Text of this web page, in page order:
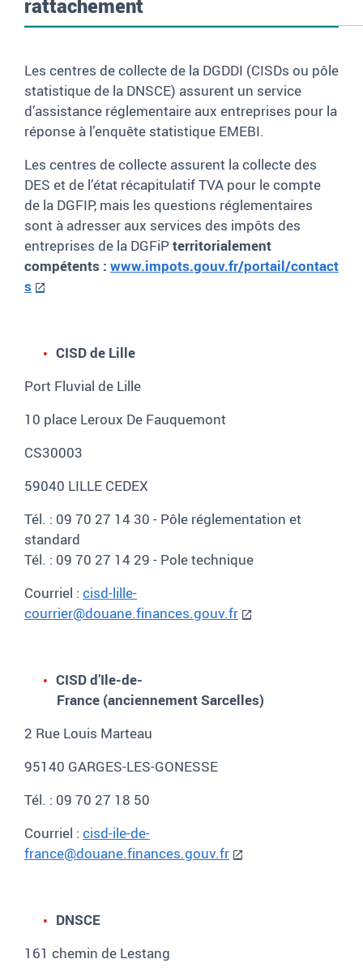
rattachement
Les centres de collecte de la DGDDI (CISDs ou pôle
statistique de la DNSCE) assurent un service
d’assistance réglementaire aux entreprises pour la
réponse à l’enquête statistique EMEBI.
Les centres de collecte assurent la collecte des
DES et de l’état récapitulatifTVA pour le compte
de la DGFIP, mais les questions réglementaires
sont à adresser aux services des impôts des
entreprises de la DGFiPterritorialement
compétents : www.impots.gouv.fr/portail/contact
s
CISD de Lille
Port Fluvial de Lille
10 place Leroux De Fauquemont
CS30003
59040 LILLE CEDEX
Tél. : 09 70 27 14 30 - Pôle réglementation et
standard
Tél. : 09 70 27 14 29 - Pole technique
Courriel : cisd-lille-
courrier@douane.finances.gouv.fr
CISD d’Ile-de-
France (anciennement Sarcelles)
2 Rue Louis Marteau
95140 GARGES-LES-GONESSE
Tél. : 09 70 27 18 50
Courriel : cisd-ile-de-
france@douane.finances.gouv.fr
DNSCE
161 chemin de Lestang